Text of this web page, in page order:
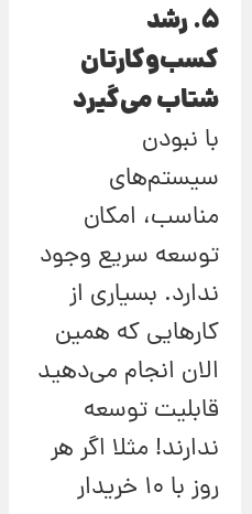
5. رشد
کسب‌وکارتان
شتاب می‌گیرد
با نبودن
سیستم‌های
مناسب، امکان
توسعه سریع وجود
ندارد. بسیاری از
کارهایی که همین
الان انجام می‌دهید
قابلیت توسعه
ندارند! مثلا اگر هر
روز با 10 خریدار